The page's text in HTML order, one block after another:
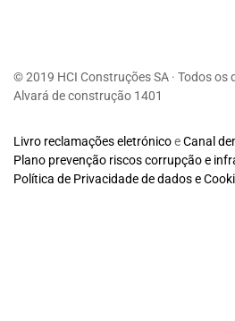
© 2019 HCI Construções SA · Todos os
Alvará de construção 1401
Livro reclamações eletrónicoeCanal
Plano prevenção riscos corrupção e
Política de Privacidade de dados e